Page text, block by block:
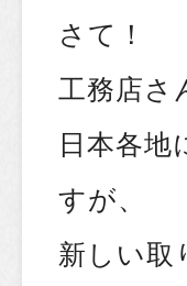
さて！
工務店さ
日本各
すが、
新しい取